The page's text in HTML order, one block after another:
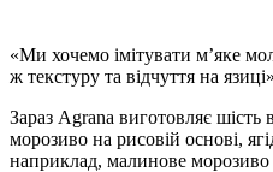
«Ми хочемо імітувати м’яке
ж текстуру та відчуття на
Зараз Agrana виготовляє
морозиво на рисовій основі,
наприклад, малинове морозиво